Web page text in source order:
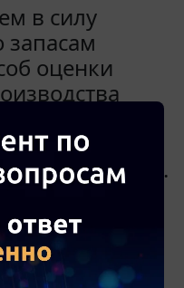
в силу
запасам
оценки
того,
у
(серийное).
НЗП
и
у